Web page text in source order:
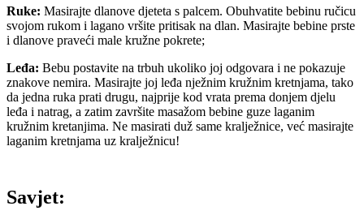
Ruke: Masirajte dlanove djeteta s palcem. Obuhvatite bebinu ručicu
svojom rukom i lagano vršite pritisak na dlan. Masirajte bebine prste
i dlanove praveći male kružne pokrete;
Leđa: Bebu postavite na trbuh ukoliko joj odgovara i ne pokazuje
znakove nemira. Masirajte joj leđa nježnim kružnim kretnjama, tako
da jedna ruka prati drugu, najprije kod vrata prema donjem djelu
leđa i natrag, a zatim završite masažom bebine guze laganim
kružnim kretanjima. Ne masirati duž same kralježnice, već masirajte
laganim kretnjama uz kralježnicu!
Savjet: